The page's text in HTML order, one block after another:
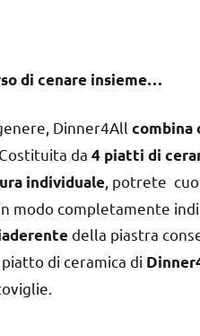
di cenare insieme…
Dinner4All combina
da 4 piatti di
individuale , potrete
modo completamente
della piastra
di ceramica di